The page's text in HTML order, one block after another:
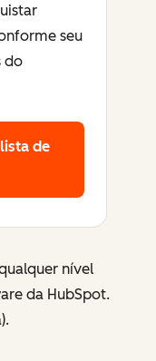
seu
do
de
nível
da HubSpot.